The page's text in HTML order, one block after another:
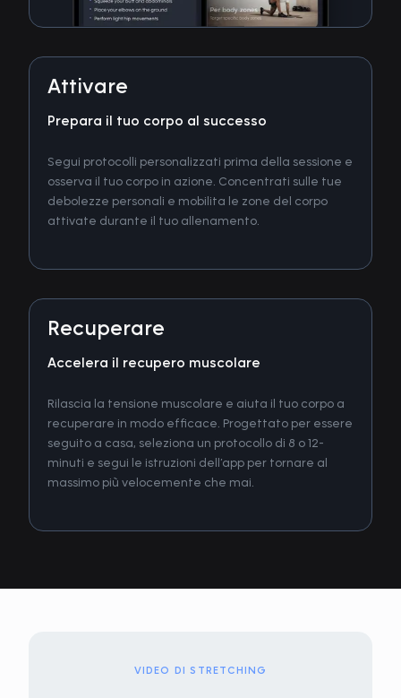
Attivare
Prepara il tuo corpo al successo
Segui protocolli personalizzati prima della sessione e
osserva il tuo corpo in azione. Concentrati sulle tue
debolezze personali e mobilita le zone del corpo
attivate durante il tuo allenamento.
Recuperare
Accelera il recupero muscolare
Rilascia la tensione muscolare e aiuta il tuo corpo a
recuperare in modo efficace. Progettato per essere
seguito a casa, seleziona un protocollo di 8 o 12-
minuti e segui le istruzioni dell’app per tornare al
massimo più velocemente che mai.
VIDEO DI STRETCHING